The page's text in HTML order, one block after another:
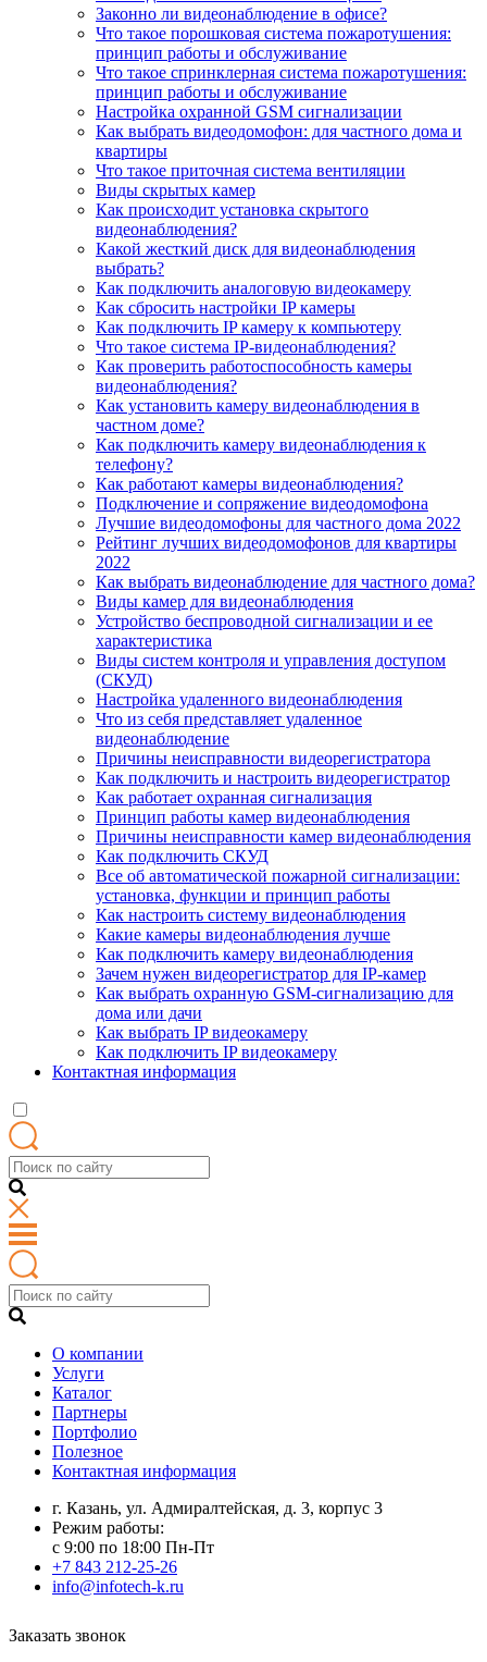
Законно ли видеонаблюдение в офисе?
Что такое порошковая система пожаротушения:
принцип работы и обслуживание
Что такое спринклерная система пожаротушения:
принцип работы и обслуживание
Настройка охранной GSM сигнализации
Как выбрать видеодомофон: для частного дома и
квартиры
Что такое приточная система вентиляции
Виды скрытых камер
Как происходит установка скрытого
видеонаблюдения?
Какой жесткий диск для видеонаблюдения
выбрать?
Как подключить аналоговую видеокамеру
Как сбросить настройки IP камеры
Как подключить IP камеру к компьютеру
Что такое система IP-видеонаблюдения?
Как проверить работоспособность камеры
видеонаблюдения?
Как установить камеру видеонаблюдения в
частном доме?
Как подключить камеру видеонаблюдения к
телефону?
Как работают камеры видеонаблюдения?
Подключение и сопряжение видеодомофона
Лучшие видеодомофоны для частного дома 2022
Рейтинг лучших видеодомофонов для квартиры
2022
Как выбрать видеонаблюдение для частного дома?
Виды камер для видеонаблюдения
Устройство беспроводной сигнализации и ее
характеристика
Виды систем контроля и управления доступом
(СКУД)
Настройка удаленного видеонаблюдения
Что из себя представляет удаленное
видеонаблюдение
Причины неисправности видеорегистратора
Как подключить и настроить видеорегистратор
Как работает охранная сигнализация
Принцип работы камер видеонаблюдения
Причины неисправности камер видеонаблюдения
Как подключить СКУД
Все об автоматической пожарной сигнализации:
установка, функции и принцип работы
Как настроить систему видеонаблюдения
Какие камеры видеонаблюдения лучше
Как подключить камеру видеонаблюдения
Зачем нужен видеорегистратор для IP-камер
Как выбрать охранную GSM-сигнализацию для
дома или дачи
Как выбрать IP видеокамеру
Как подключить IP видеокамеру
Контактная информация
О компании
Услуги
Каталог
Партнеры
Портфолио
Полезное
Контактная информация
г. Казань, ул. Адмиралтейская, д. 3, корпус 3
Режим работы:
с 9:00 по 18:00 Пн-Пт
+7 843 212-25-26
info@infotech-k.ru
Заказать звонок